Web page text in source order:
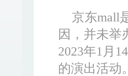
京东mall
因，并未举
2023年1月
的演出活动